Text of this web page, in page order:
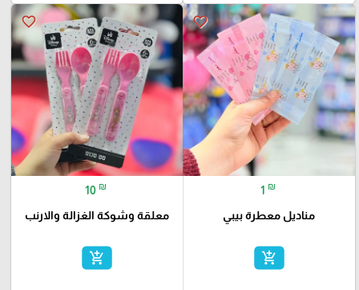
favorite_border
1 ₪
مناديل معطرة بيبي
add_shopping_cart
favorite_border
10 ₪
معلقة وشوكة الغزالة والارنب
add_shopping_cart